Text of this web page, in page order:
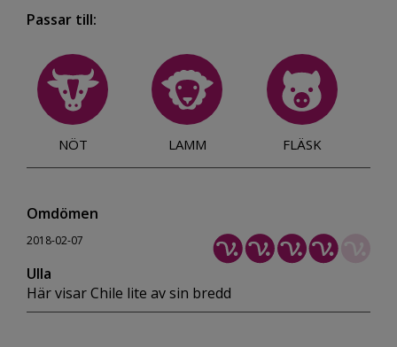
Passar till:
NÖT LAMM FLÄSK
Omdömen
2018-02-07
Ulla
Här visar Chile lite av sin bredd